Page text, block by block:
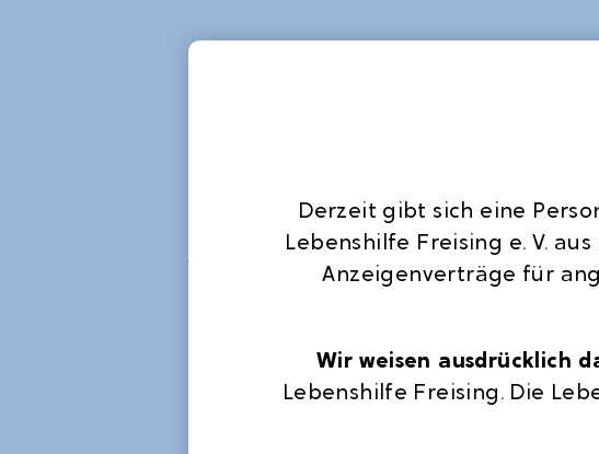
Derzeit gibt sich eine
Lebenshilfe Freising e. V.
Anzeigenverträge für
Wir weisen ausdrücklich
Lebenshilfe Freising. Die
auch seit 2006 am 21.03. jeden
dieser Genommutation unser Leben
Lebenshilfe Freising und die
Vitae machten an diesem Tag mit
Infostand vor dem Gewandhaus
diese Behinderung sensibilisieren
mit einer Trisomie 21 oft verbunden
Heilpädagoge im Fachdienst der